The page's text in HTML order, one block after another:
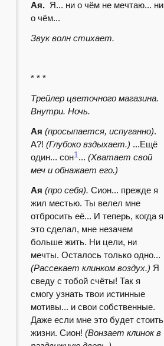
Ая. Я... ни о чём не мечтаю... ни
о чём...
Звук волн стихает.
* * *
Трейлер цветочного магазина.
Внутри. Ночь.
Ая (просыпается, испуганно).
А?! (Глубоко вздыхает.) ...Ещё
один... сон1... (Хватает свой
меч и обнажает его.)
Ая (про себя). Сион... прежде я
жил местью. Ты велел мне
отбросить её... И теперь, когда я
это сделал, мне незачем
больше жить. Ни цели, ни
мечты. Осталось только одно...
(Рассекает клинком воздух.) Я
сведу с тобой счёты! Так я
смогу узнать твои истинные
мотивы... и свои собственные.
Даже если мне это будет стоить
жизни. Сион! (Вонзает клинок в